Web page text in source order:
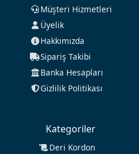
Müşteri Hizmetleri
Üyelik
Hakkımızda
Sipariş Takibi
Banka Hesapları
Gizlilik Politikası
Kategoriler
Deri Kordon